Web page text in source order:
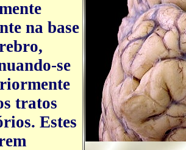
na base
se
tratos
Estes